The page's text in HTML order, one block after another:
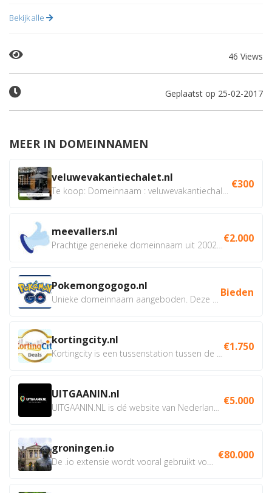
Bekijk alle
46 Views
Geplaatst op 25-02-2017
MEER IN DOMEINNAMEN
veluwevakantiechalet.nl €300
meevallers.nl €2.000
Pokemongogogo.nl Bieden
kortingcity.nl €1.750
UITGAANIN.nl €5.000
groningen.io €80.000